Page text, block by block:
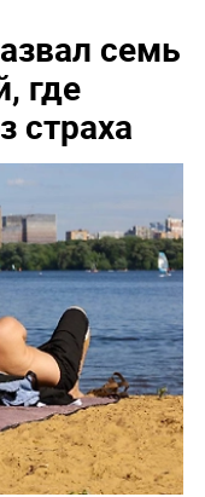
семь
где
страха